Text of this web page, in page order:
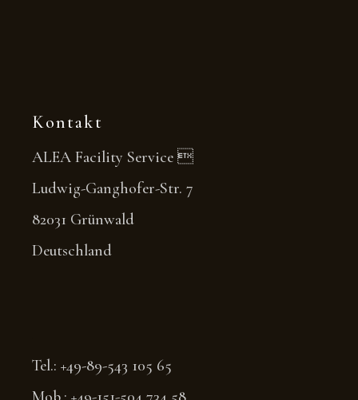
Kontakt
ALEA Facility Service 
Ludwig-Ganghofer-Str. 7
82031 Grünwald
Deutschland
Tel.: +49-89-543 105 65